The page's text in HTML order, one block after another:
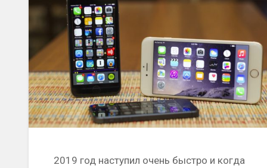
2019 год наступил очень быстро и когда